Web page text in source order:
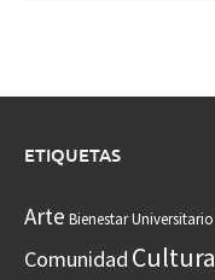
ETIQUETAS
Arte Bienestar Universitario
Comunidad Cultura